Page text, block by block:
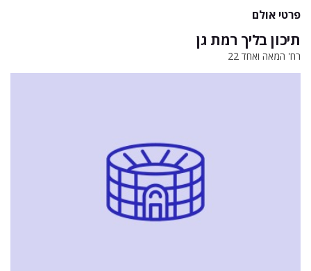
פרטי אולם
תיכון בליך רמת גן
רח' המאה ואחד 22